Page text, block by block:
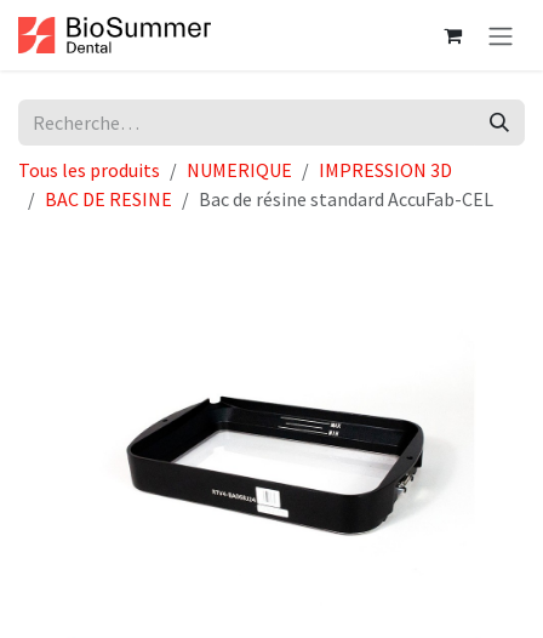
Se rendre au contenu
Tous les produits NUMERIQUE
IMPRESSION 3D
BAC DE RESINE
Bac de résine standard AccuFab-CEL